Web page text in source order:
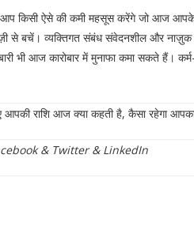
किसी ऐसे की कमी महसूस करेंगे जो आज
से बचें। व्यक्तिगत संबंध संवेदनशील और
भी आज कारोबार में मुनाफा कमा सकते हैं।
आपकी राशि आज क्या कहती है, कैसा रहेगा
& Twitter& LinkedIn